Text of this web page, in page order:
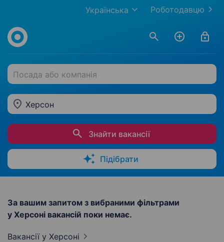
Роботодавцю
Українська
Посада або компанія
Херсон
Знайти вакансії
Підібрати
За вашим запитом з вибраними фільтрами
у Херсоні вакансій поки немає.
Вакансії у Херсоні